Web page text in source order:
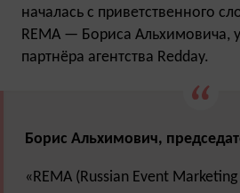
началась с приветственного
REMA — Бориса Альхимовича,
партнёра агентства Redday.
Борис Альхимович,
«REMA (Russian Event